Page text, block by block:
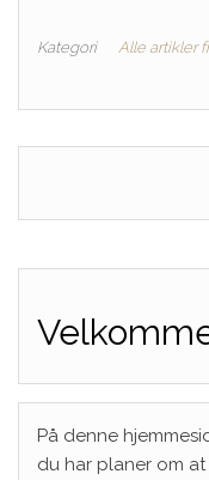
Kategori Alle artikler
På denne
du har planer om